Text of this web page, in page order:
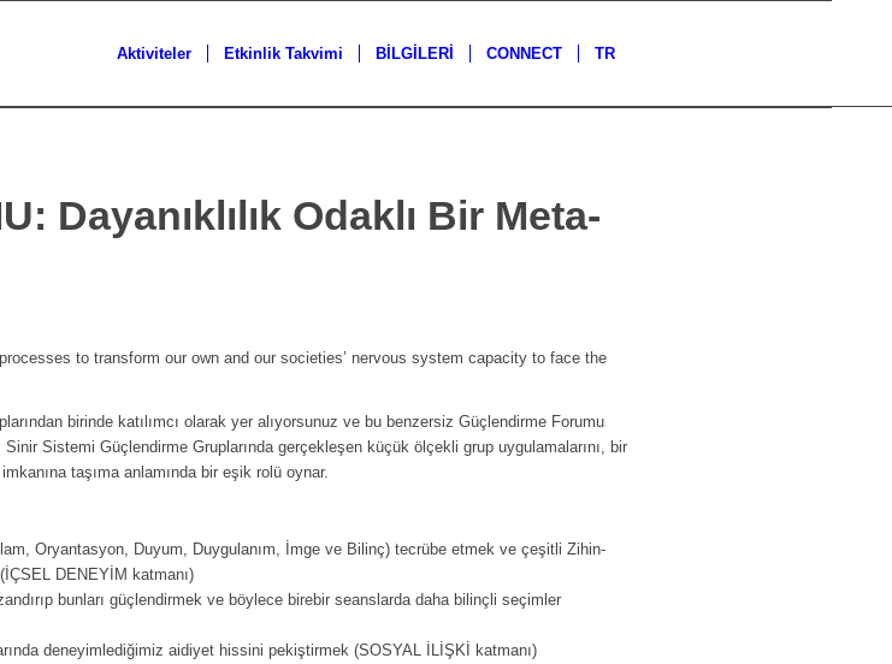
Aktiviteler Etkinlik Takvimi BİLGİLERİ CONNECT TR
Dayanıklılık Odaklı Bir Meta-
to transform our own and our societies’ nervous system capacity to face the
birinde katılımcı olarak yer alıyorsunuz ve bu benzersiz Güçlendirme Forumu
Sistemi Güçlendirme Gruplarında gerçekleşen küçük ölçekli grup uygulamalarını, bir
taşıma anlamında bir eşik rolü oynar.
Oryantasyon, Duyum, Duygulanım, İmge ve Bilinç) tecrübe etmek ve çeşitli Zihin-
DENEYİM katmanı)
bunları güçlendirmek ve böylece birebir seanslarda daha bilinçli seçimler
deneyimlediğimiz aidiyet hissini pekiştirmek (SOSYAL İLİŞKİ katmanı)